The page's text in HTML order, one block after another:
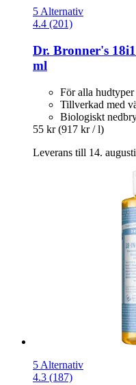
5 Alternativ
4.4 (201)
Dr. Bronner's
ml
För alla hudtyper
Tillverkad med
Biologiskt
55 kr (917 kr / l)
Leverans till 14. augusti
5 Alternativ
4.3 (187)